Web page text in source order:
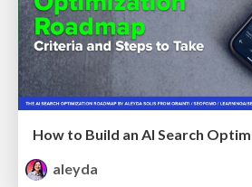
aleyda